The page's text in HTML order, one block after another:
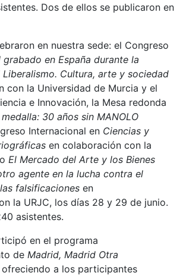
Dos de ellos se publicaron en
en nuestra sede: el Congreso
grabado en España durante la
Cultura, arte y sociedad
con la Universidad de Murcia y el
e Innovación, la Mesa redonda
30 años sin MANOLO
Internacional en Ciencias y
en colaboración con la
El Mercado del Arte y los Bienes
agente en la lucha contra el
falsificaciones en
la URJC, los días 28 y 29 de junio.
asistentes.
en el programa
de Madrid, Madrid Otra
ofreciendo a los participantes